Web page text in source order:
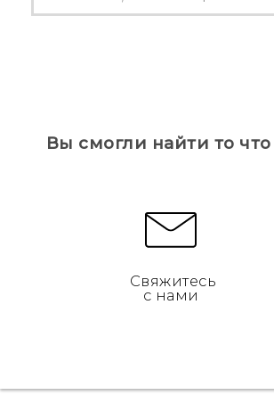
Вы смогли найти то
Свяжитесь
с нами